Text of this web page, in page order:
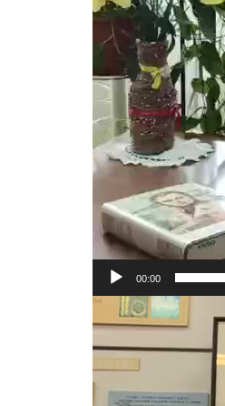
00:00
Відеопрогравач